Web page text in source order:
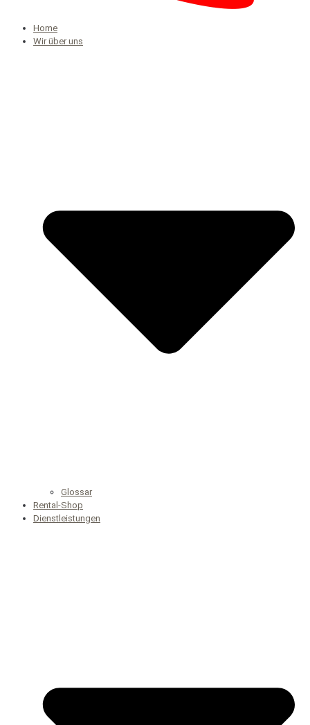
Home
Wir über uns
Glossar
Rental-Shop
Dienstleistungen